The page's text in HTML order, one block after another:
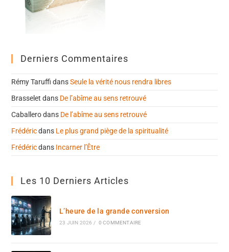
Derniers Commentaires
Rémy Taruffi dansSeule la vérité nous rendra libres
Brasselet dans De l’abîme au sens retrouvé
Caballerodans De l’abîme au sens retrouvé
Frédéricdans Le plus grand piège de la spiritualité
Frédéricdans Incarner l’Être
Les 10 Derniers Articles
L’heure de la grande conversion
23 JUIN 2026 / 0 COMMENTAIRE